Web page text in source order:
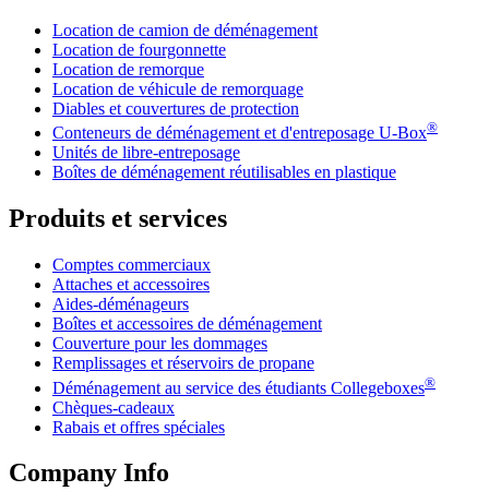
Location de camion de déménagement
Location de fourgonnette
Location de remorque
Location de véhicule de remorquage
Diables et couvertures de protection
Conteneurs de déménagement et d'entreposage U-Box®
Unités de libre-entreposage
Boîtes de déménagement réutilisables en plastique
Produits et services
Comptes commerciaux
Attaches et accessoires
Aides-déménageurs
Boîtes et accessoires de déménagement
Couverture pour les dommages
Remplissages et réservoirs de propane
Déménagement au service des étudiants Collegeboxes®
Chèques-cadeaux
Rabais et offres spéciales
Company Info